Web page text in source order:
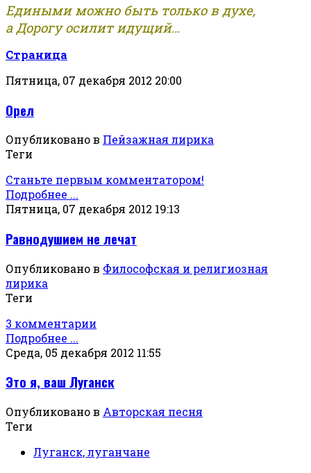
Едиными можно быть только в духе,
а Дорогу осилит идущий...
Страница
Пятница, 07 декабря 2012 20:00
Орел
Опубликовано в Пейзажная лирика
Теги
Станьте первым комментатором!
Подробнее ...
Пятница, 07 декабря 2012 19:13
Равнодушием не лечат
Опубликовано в Философская и религиозная
лирика
Теги
3 комментарии
Подробнее ...
Среда, 05 декабря 2012 11:55
Это я, ваш Луганск
Опубликовано в Авторская песня
Теги
Луганск, луганчане